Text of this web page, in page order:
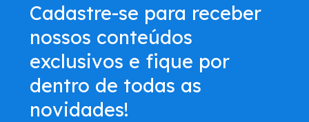
Cadastre-se para receber
nossos conteúdos
exclusivos e fique por
dentro de todas as
novidades!